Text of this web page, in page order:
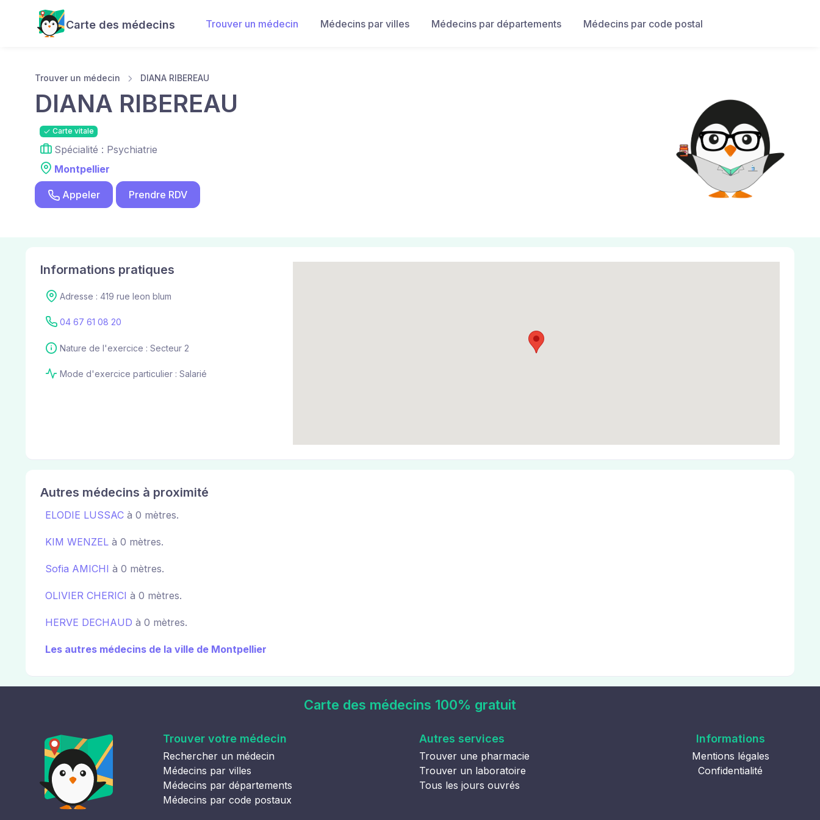
Carte des médecins Trouver un médecin Médecins par villes Médecins par départements Médecins par code postal
Trouver un médecin DIANA RIBEREAU
DIANA RIBEREAU
Carte vitale
Spécialité : Psychiatrie
Montpellier
Appeler Prendre RDV
Informations pratiques
Adresse : 419 rue leon blum
04 67 61 08 20
Nature de l'exercice : Secteur 2
Mode d'exercice particulier : Salarié
Autres médecins à proximité
ELODIE LUSSAC à 0 mètres.
KIM WENZEL à 0 mètres.
Sofia AMICHI à 0 mètres.
OLIVIER CHERICI à 0 mètres.
HERVE DECHAUD à 0 mètres.
Les autres médecins de la ville de Montpellier
Carte des médecins 100% gratuit
Trouver votre médecin
Rechercher un médecin
Médecins par villes
Médecins par départements
Médecins par code postaux
Autres services
Trouver une pharmacie
Trouver un laboratoire
Tous les jours ouvrés
Informations
Mentions légales
Confidentialité